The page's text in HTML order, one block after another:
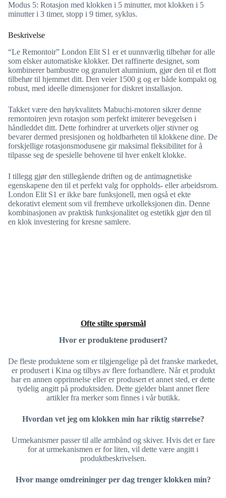
Modus 5: Rotasjon med klokken i 5 minutter, mot klokken i 5
minutter i 3 timer, stopp i 9 timer, syklus.
Beskrivelse
“Le Remontoir” London Elit S1 er et uunnværlig tilbehør for alle
som elsker automatiske klokker. Det raffinerte designet, som
kombinerer bambustre og granulert aluminium, gjør den til et flott
tilbehør til hjemmet ditt. Den veier 1500 g og er både kompakt og
robust, med ideelle dimensjoner for diskret installasjon.
Takket være den høykvalitets Mabuchi-motoren sikrer denne
remontoiren jevn rotasjon som perfekt imiterer bevegelsen i
håndleddet ditt. Dette forhindrer at urverkets oljer stivner og
bevarer dermed presisjonen og holdbarheten til klokkene dine. De
forskjellige rotasjonsmodusene gir maksimal fleksibilitet for å
tilpasse seg de spesielle behovene til hver enkelt klokke.
I tillegg gjør den stillegående driften og de antimagnetiske
egenskapene den til et perfekt valg for oppholds- eller arbeidsrom.
London Elit S1 er ikke bare funksjonell, men også et ekte
dekorativt element som vil fremheve urkolleksjonen din. Denne
kombinasjonen av praktisk funksjonalitet og estetikk gjør den til
en klok investering for kresne samlere.
Ofte stilte spørsmål
Hvor er produktene produsert?
De fleste produktene som er tilgjengelige på det franske markedet,
er produsert i Kina og tilbys av flere forhandlere. Når et produkt
har en annen opprinnelse eller er produsert et annet sted, er dette
tydelig angitt på produktsiden. Dette gjelder blant annet flere
artikler fra merker som finnes i vår butikk.
Hvordan vet jeg om klokken min har riktig størrelse?
Urmekanismer passer til alle armbånd og skiver. Hvis det er fare
for at urmekanismen er for liten, vil dette være angitt i
produktbeskrivelsen.
Hvor mange omdreininger per dag trenger klokken min?